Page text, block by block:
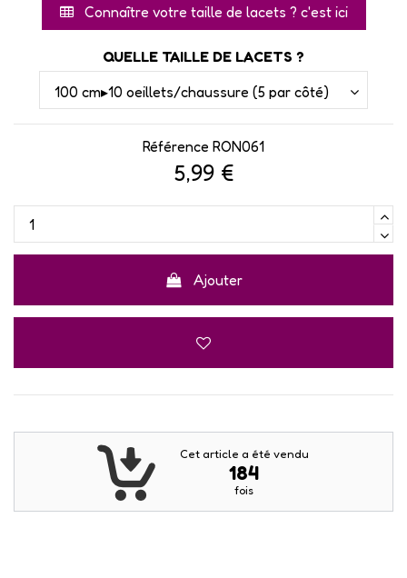
Connaître votre taille de lacets ? c'est ici
QUELLE TAILLE DE LACETS ?
Référence RON061
5,99 €
Ajouter
Cet article a été vendu
184
fois